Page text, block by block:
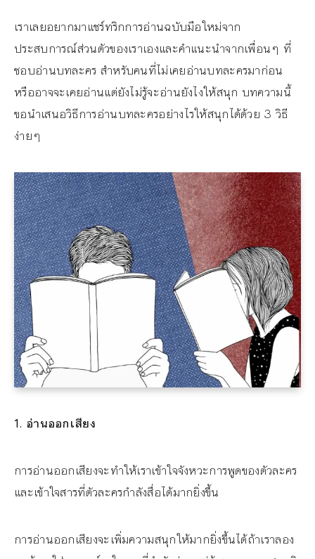
เราเลยอยากมาแชร์ทริกการอ่านฉบับมือใหม่จาก
ประสบการณ์ส่วนตัวของเราเองและคำแนะนำจากเพื่อนๆ ที่
ชอบอ่านบทละคร สำหรับคนที่ไม่เคยอ่านบทละครมาก่อน
หรืออาจจะเคยอ่านแต่ยังไม่รู้จะอ่านยังไงให้สนุก บทความนี้
ขอนำเสนอวิธีการอ่านบทละครอย่างไรให้สนุกได้ด้วย 3 วิธี
ง่ายๆ
1. อ่านออกเสียง
การอ่านออกเสียงจะทำให้เราเข้าใจจังหวะการพูดของตัวละคร
และเข้าใจสารที่ตัวละครกำลังสื่อได้มากยิ่งขึ้น
การอ่านออกเสียงจะเพิ่มความสนุกให้มากยิ่งขึ้นได้ถ้าเราลอง